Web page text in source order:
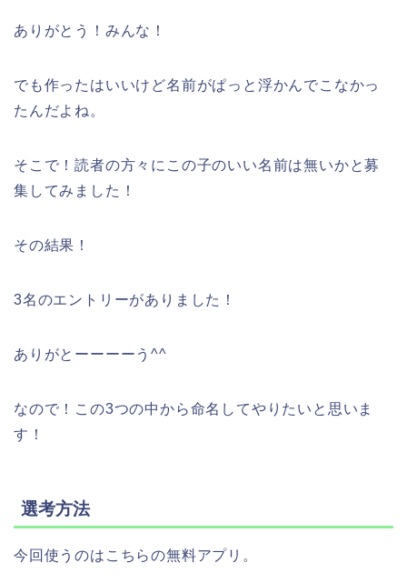
ありがとう！みんな！
でも作ったはいいけど名前がぱっと浮かんでこなかっ
たんだよね。
そこで！読者の方々にこの子のいい名前は無いかと募
集してみました！
その結果！
3名のエントリーがありました！
ありがとーーーーう^^
なので！この3つの中から命名してやりたいと思いま
す！
選考方法
今回使うのはこちらの無料アプリ。